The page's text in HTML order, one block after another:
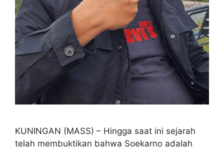
KUNINGAN (MASS) – Hingga saat ini sejarah
telah membuktikan bahwa Soekarno adalah